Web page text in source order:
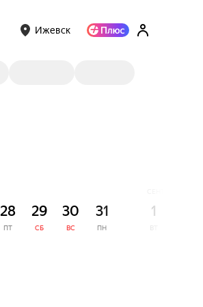
Ижевск
28
ПТ
29
СБ
30
ВС
31
ПН
1
ВТ